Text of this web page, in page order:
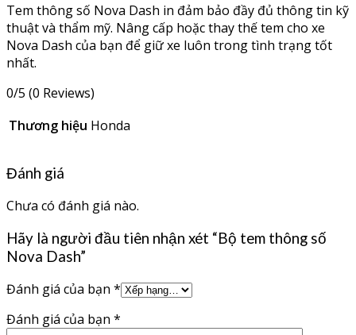
Tem thông số Nova Dash in đảm bảo đầy đủ thông tin kỹ
thuật và thẩm mỹ. Nâng cấp hoặc thay thế tem cho xe
Nova Dash của bạn để giữ xe luôn trong tình trạng tốt
nhất.
0/5 (0 Reviews)
Thương hiệu Honda
Đánh giá
Chưa có đánh giá nào.
Hãy là người đầu tiên nhận xét “Bộ tem thông số
Nova Dash”
Đánh giá của bạn *
Đánh giá của bạn *